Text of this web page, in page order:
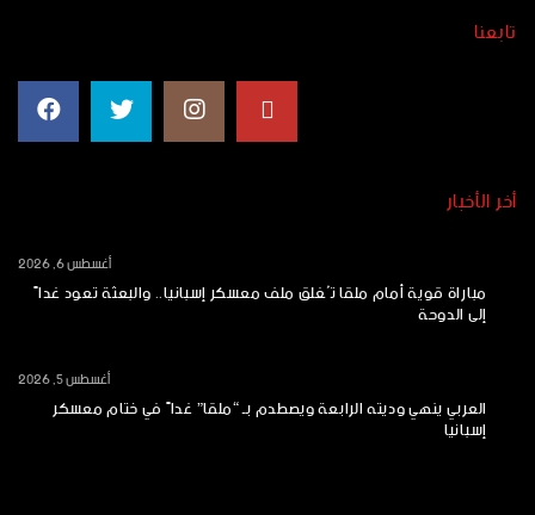
تابعنا
أخر الأخبار
مباراة قوية أمام ملقا تُغلق ملف معسكر إسبانيا.. والبعثة تعود غداً
إلى الدوحة
أغسطس 6, 2026
العربي ينهي وديته الرابعة ويصطدم بـ “ملقا” غداً في ختام معسكر
إسبانيا
أغسطس 5, 2026